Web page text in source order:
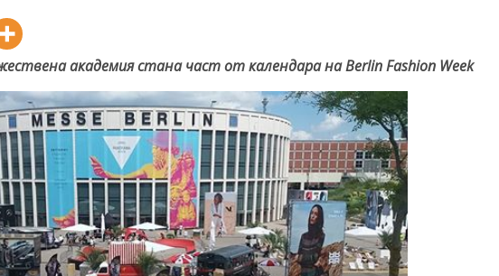
академия стана част от календара наBerlin Fashion Week